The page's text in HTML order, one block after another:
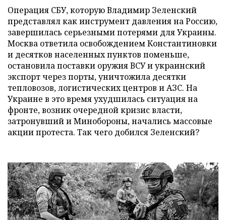
Операция СБУ, которую Владимир Зеленский
представлял как инструмент давления на Россию,
завершилась серьезными потерями для Украины.
Москва ответила освобождением Константиновки
и десятков населенных пунктов поменьше,
остановила поставки оружия ВСУ и украинский
экспорт через порты, уничтожила десятки
тепловозов, логистических центров и АЗС. На
Украине в это время ухудшилась ситуация на
фронте, возник очередной кризис власти,
затронувший и Минобороны, начались массовые
акции протеста. Так чего добился Зеленский?